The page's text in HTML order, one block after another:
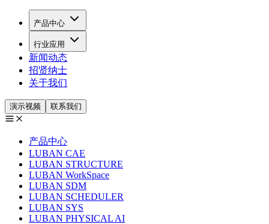
产品中心
行业应用
新闻动态
招贤纳士
关于我们
演示视频 联系我们
产品中心
LUBAN CAE
LUBAN STRUCTURE
LUBAN WorkSpace
LUBAN SDM
LUBAN SCHEDULER
LUBAN SYS
LUBAN PHYSICAL AI